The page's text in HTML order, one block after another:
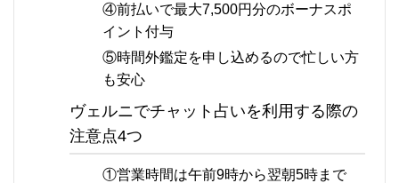
④前払いで最大7,500円分のボーナスポ
イント付与
⑤時間外鑑定を申し込めるので忙しい方
も安心
ヴェルニでチャット占いを利用する際の
注意点4つ
①営業時間は午前9時から翌朝5時まで